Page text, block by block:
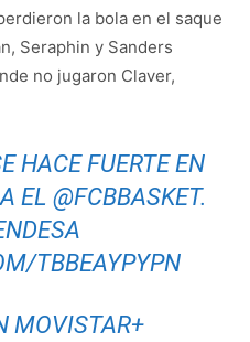
la bola en el saque
Seraphin y Sanders
no jugaron Claver,
HACE FUERTE EN
EL @FCBBASKET.
TBBEAYPYPN
MOVISTAR+